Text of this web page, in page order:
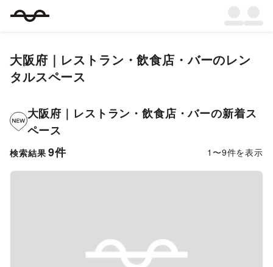
大阪府 ｜ レストラン・飲食店・バーのレン
タルスペース
大阪府 ｜ レストラン・飲食店・バーの新着ス
ペース
検索結果 9件 1 〜9件を表示
Previous slide